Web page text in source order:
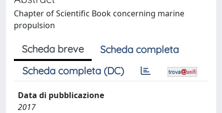
Chapter of Scientific Book concerning marine
propulsion
Scheda breve
Scheda completa
Scheda completa (DC)
Data di pubblicazione
2017